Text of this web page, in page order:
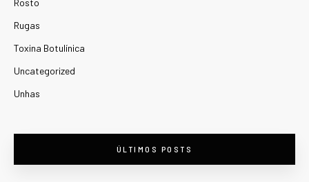
Rugas
Toxina Botulínica
Uncategorized
Unhas
ÚLTIMOS POSTS